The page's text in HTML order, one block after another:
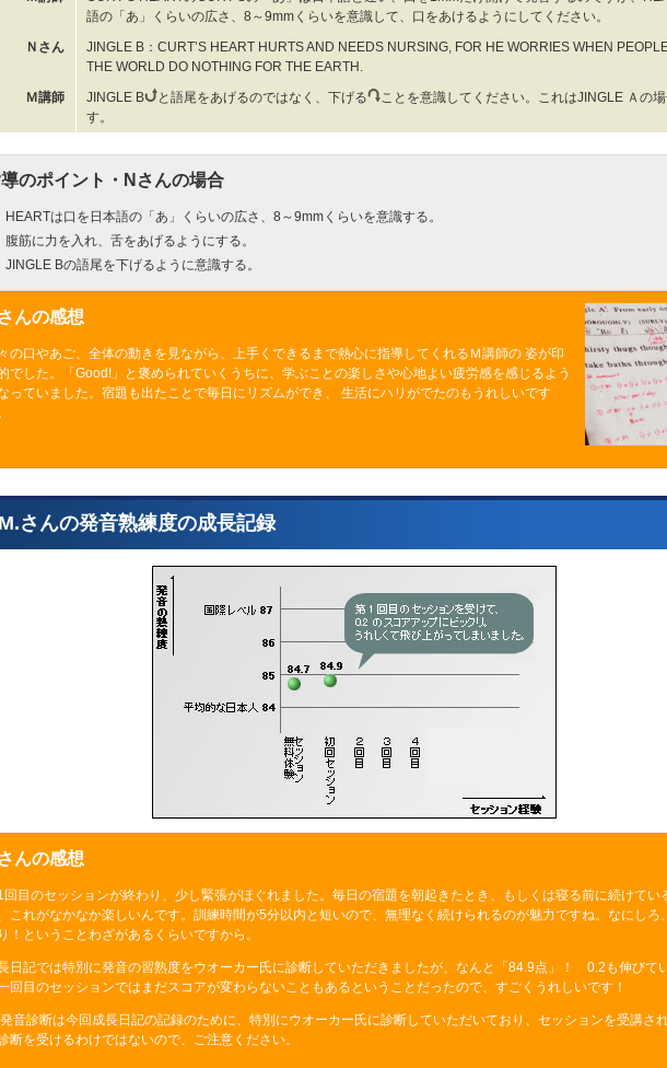
語の「あ」くらいの広さ、8～9mmくらいを意識して、口をあけるようにしてください。
Ｎさん
JINGLE B：CURT’S HEART HURTS AND NEEDS NURSING, FOR HE WORRIES WHEN
THE WORLD DO NOTHING FOR THE EARTH.
Ｍ講師
JINGLE B と語尾をあげるのではなく、下げる
ことを意識してください。これはJINGLE Ａの
す。
のポイント・Nさんの場合
HEARTは口を日本語の「あ」くらいの広さ、8～9mmくらいを意識する。
腹筋に力を入れ、舌をあげるようにする。
JINGLE Bの語尾を下げるように意識する。
んの感想
の口やあご、全体の動きを見ながら、上手くできるまで熱心に指導してくれるＭ講師の 姿が印
でした。「Good!」と褒められていくうちに、学ぶことの楽しさや心地よい疲労感を感じるよう
っていました。宿題も出たことで毎日にリズムができ、 生活にハリがでたのもうれしいです
さんの発音熟練度の成長記録
んの感想
回目のセッションが終わり、少し緊張がほぐれました。毎日の宿題を朝起きたとき、もしくは寝る前に続けてい
これがなかなか楽しいんです。訓練時間が5分以内と短いので、無理なく続けられるのが魅力ですね。なにしろ
！ということわざがあるくらいですから。
日記では特別に発音の習熟度をウオーカー氏に診断していただきましたが、なんと「84.9点」！ 0.2も伸びてい
回目のセッションではまだスコアが変わらないこともあるということだったので、すごくうれしいです！
音診断は今回成長日記の記録のために、特別にウオーカー氏に診断していただいており、セッションを受講さ
断を受けるわけではないので、ご注意ください。